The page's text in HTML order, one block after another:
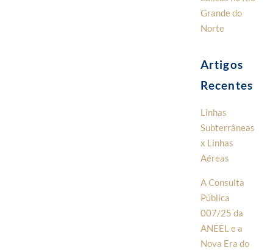
Grande do
Norte
Artigos
Recentes
Linhas
Subterrâneas
x Linhas
Aéreas
A Consulta
Pública
007/25 da
ANEEL e a
Nova Era do